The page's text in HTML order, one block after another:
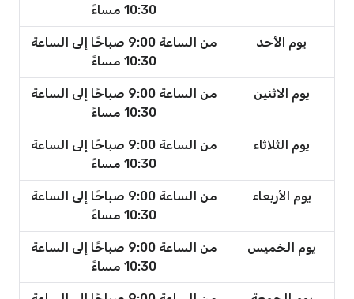
10:30 مساءً
يوم الأحد
من الساعة 9:00 صباحًا إلى الساعة
10:30 مساءً
يوم الاثنين
من الساعة 9:00 صباحًا إلى الساعة
10:30 مساءً
يوم الثلاثاء
من الساعة 9:00 صباحًا إلى الساعة
10:30 مساءً
يوم الأربعاء
من الساعة 9:00 صباحًا إلى الساعة
10:30 مساءً
يوم الخميس
من الساعة 9:00 صباحًا إلى الساعة
10:30 مساءً